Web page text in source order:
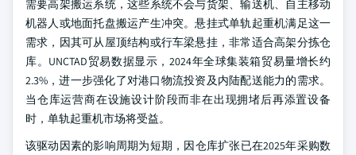
需要高架搬运系统，这些系统不会与货架、输送机、自主移动
机器人或地面托盘搬运产生冲突。悬挂式单轨起重机满足这一
需求，因其可从屋顶结构或行车梁悬挂，非常适合高架分拣仓
库。UNCTAD贸易数据显示，2024年全球集装箱贸易量增长约
2.3%，进一步强化了对港口物流投资及内陆配送能力的需求。
当仓库运营商在设施设计阶段而非在出现拥堵后再添置设备
时，单轨起重机市场将受益。
该驱动因素的影响周期为短期，因仓库扩张已在2025年采购数